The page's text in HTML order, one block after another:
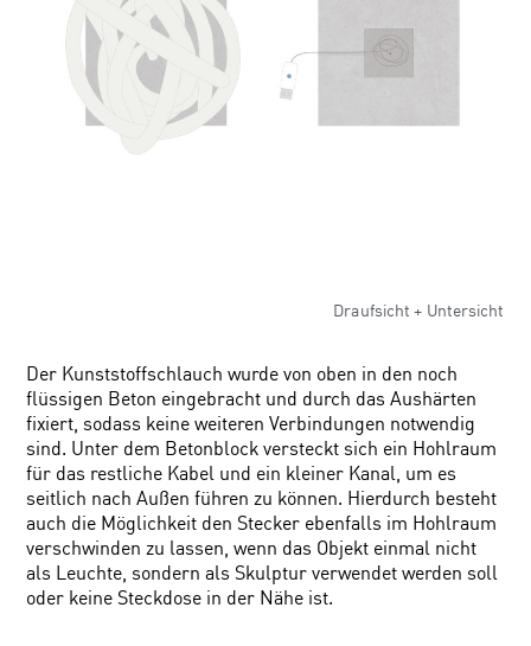
Draufsicht + Untersicht
Der Kunststoffschlauch wurde von oben in den noch
flüssigen Beton eingebracht und durch das Aushärten
fixiert, sodass keine weiteren Verbindungen notwendig
sind. Unter dem Betonblock versteckt sich ein Hohlraum
für das restliche Kabel und ein kleiner Kanal, um es
seitlich nach Außen führen zu können. Hierdurch besteht
auch die Möglichkeit den Stecker ebenfalls im Hohlraum
verschwinden zu lassen, wenn das Objekt einmal nicht
als Leuchte, sondern als Skulptur verwendet werden soll
oder keine Steckdose in der Nähe ist.